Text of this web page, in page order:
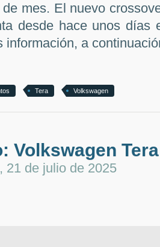
mes. El nuevo
desde hace unos días
información, a
Tera Volkswagen
Volkswagen Tera
21 de julio de 2025